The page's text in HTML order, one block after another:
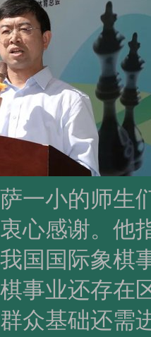
小的师生
心感谢。他
国国际象棋
事业还存在
众基础还需